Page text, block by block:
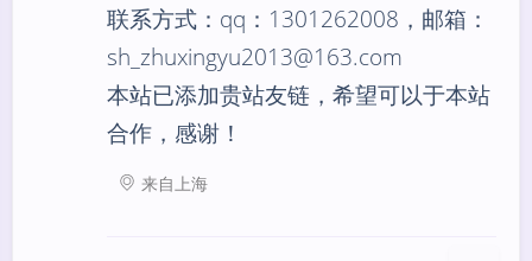
联系方式：qq：1301262008，邮箱：
sh_zhuxingyu2013@163.com
本站已添加贵站友链，希望可以于本站
合作，感谢！
来自上海